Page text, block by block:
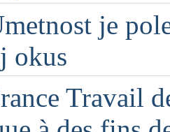
je
okus
Travail